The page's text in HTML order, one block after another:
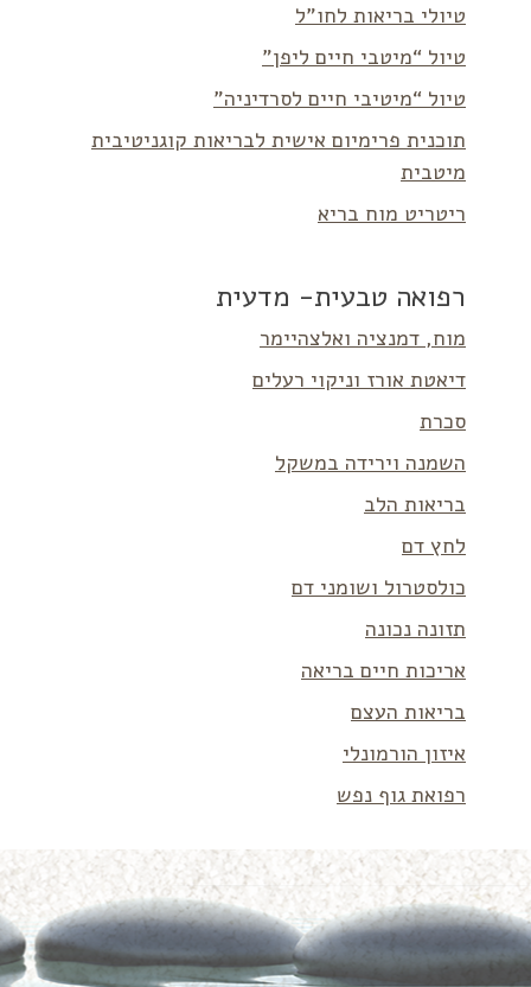
טיולי בריאות לחו”ל
טיול “מיטבי חיים ליפן”
טיול “מיטיבי חיים לסרדיניה”
תוכנית פרימיום אישית לבריאות קוגניטיבית
מיטבית
ריטריט מוח בריא
רפואה טבעית- מדעית
מוח, דמנציה ואלצהיימר
דיאטת אורז וניקוי רעלים
סכרת
השמנה וירידה במשקל
בריאות הלב
לחץ דם
כולסטרול ושומני דם
תזונה נכונה
אריכות חיים בריאה
בריאות העצם
איזון הורמונלי
רפואת גוף נפש